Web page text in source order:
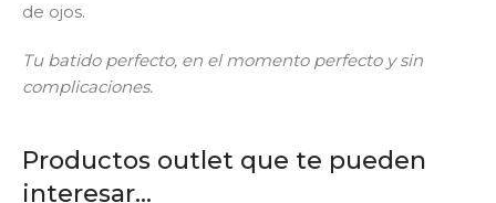
de ojos.
Tu batido perfecto, en el momento perfecto y sin
complicaciones.
Productos outlet que te pueden
interesar...